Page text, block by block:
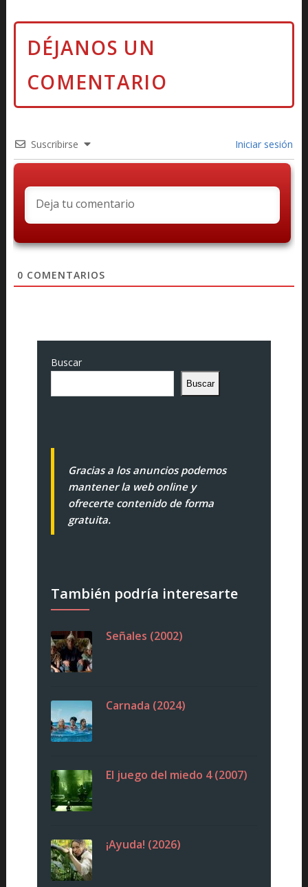
Suscribirse Iniciar sesión
0 COMENTARIOS
Buscar
Buscar
Gracias a los anuncios podemos
mantener la web online y
ofrecerte contenido de forma
gratuita.
También podría interesarte
Señales (2002)
Carnada (2024)
El juego del miedo 4 (2007)
¡Ayuda! (2026)